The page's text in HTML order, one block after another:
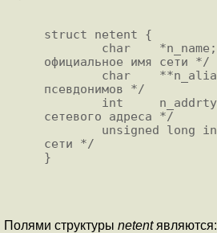
struct netent {
официальное имя сети */
псевдонимов */
сетевого адреса */
сети */
}
Полями структуры netent являются: